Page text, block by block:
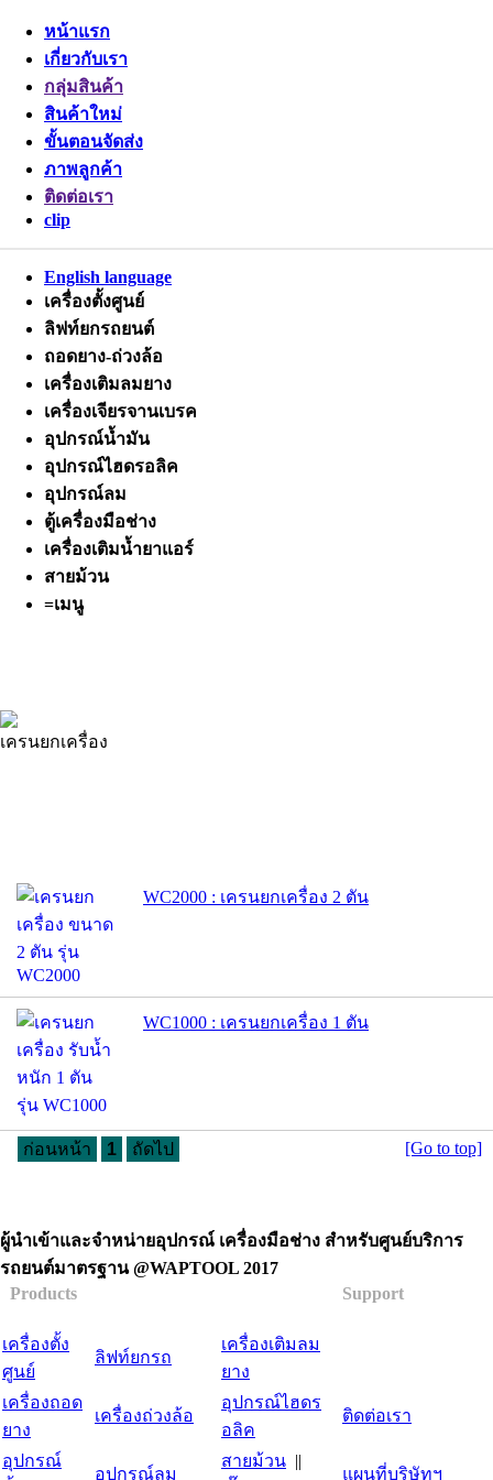
หน้าแรก
เกี่ยวกับเรา
กลุ่มสินค้า
สินค้าใหม่
ขั้นตอนจัดส่ง
ภาพลูกค้า
ติดต่อเรา
clip
English language
เครื่องตั้งศูนย์
ลิฟท์ยกรถยนต์
ถอดยาง-ถ่วงล้อ
เครื่องเติมลมยาง
เครื่องเจียรจานเบรค
อุปกรณ์น้ำมัน
อุปกรณ์ไฮดรอลิค
อุปกรณ์ลม
ตู้เครื่องมือช่าง
เครื่องเติมน้ำยาแอร์
สายม้วน
=เมนู
เครนยกเครื่อง
WC2000 : เครนยกเครื่อง 2 ตัน
WC1000 : เครนยกเครื่อง 1 ตัน
ก่อนหน้า 1 ถัดไป [Go to top]
ผู้นำเข้าและจำหน่ายอุปกรณ์ เครื่องมือช่าง สำหรับศูนย์บริการ
รถยนต์มาตรฐาน @WAPTOOL 2017
Products
Support
เครื่องตั้ง
ศูนย์
ลิฟท์ยกรถ
เครื่องเติมลม
ยาง
เครื่องถอด
ยาง
เครื่องถ่วงล้อ
อุปกรณ์ไฮดร
อลิค
ติดต่อเรา
อุปกรณ์
อุปกรณ์ลม
สายม้วน ||
แผนที่บริษัทฯ